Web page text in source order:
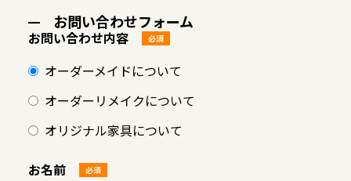
お問い合わせフォーム
お問い合わせ内容 必須
オーダーメイドについて
オーダーリメイクについて
オリジナル家具について
お名前 必須